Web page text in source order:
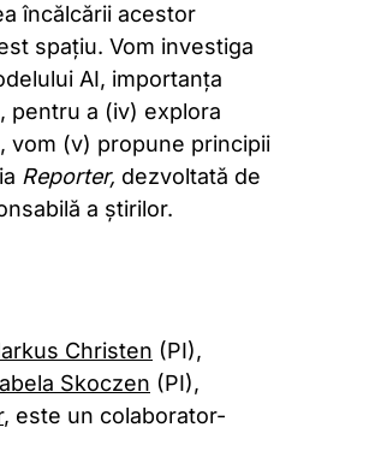
încălcării acestor
spațiu. Vom investiga
AI, importanța
pentru a (iv) explora
vom (v) propune principii
Reporter, dezvoltată de
a știrilor.
Christen (PI),
Skoczen (PI),
, este un colaborator-